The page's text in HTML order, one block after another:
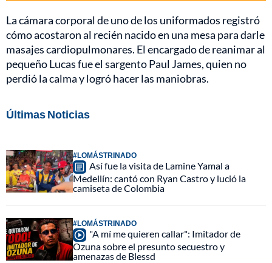
La cámara corporal de uno de los uniformados registró
cómo acostaron al recién nacido en una mesa para darle
masajes cardiopulmonares. El encargado de reanimar al
pequeño Lucas fue el sargento Paul James, quien no
perdió la calma y logró hacer las maniobras.
Últimas Noticias
#LOMÁSTRINADO
Así fue la visita de Lamine Yamal a
Medellín: cantó con Ryan Castro y lució la
camiseta de Colombia
#LOMÁSTRINADO
"A mí me quieren callar": Imitador de
Ozuna sobre el presunto secuestro y
amenazas de Blessd